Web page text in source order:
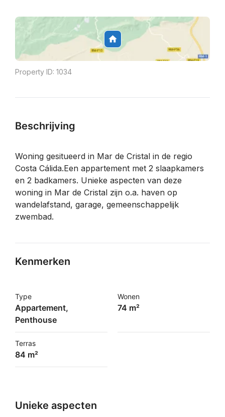
Property ID: 1034
Beschrijving
Woning gesitueerd in Mar de Cristal in de regio
Costa Cálida.Een appartement met 2 slaapkamers
en 2 badkamers. Unieke aspecten van deze
woning in Mar de Cristal zijn o.a. haven op
wandelafstand, garage, gemeenschappelijk
zwembad.
Kenmerken
Type
Appartement,
Penthouse
Wonen
74 m²
Terras
84 m²
Unieke aspecten